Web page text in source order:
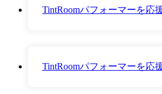
TintRoomパフォーマーを応
TintRoomパフォーマーを応